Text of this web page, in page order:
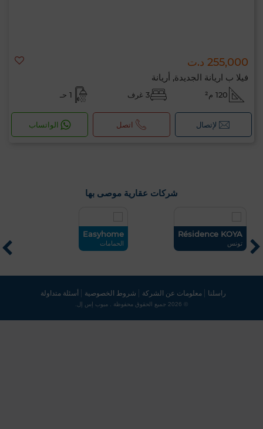
255,000 د.ت
فيلا ب اريانة الجديدة, أريانة
120 م² 3 غرف 1 حـ
لإتصال اتصل الواتساب
شركات عقارية موصى بها
Résidence KOYA
تونس
Easyhome
الحمامات
راسلنا معلومات عن الشركة شروط الخصوصية أسئلة متداولة
© 2026 جميع الحقوق محفوظة . مبوب إس إل.